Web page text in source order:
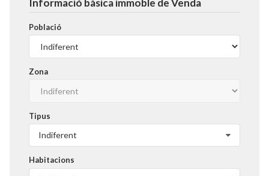
Informació bàsica immoble de Venda
Població
Zona
Tipus
Indiferent
Habitacions